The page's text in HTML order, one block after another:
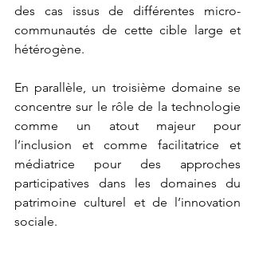
des cas issus de différentes micro-
communautés de cette cible large et
hétérogène.
En parallèle, un troisième domaine se
concentre sur le rôle de la technologie
comme un atout majeur pour
l’inclusion et comme facilitatrice et
médiatrice pour des approches
participatives dans les domaines du
patrimoine culturel et de l’innovation
sociale.